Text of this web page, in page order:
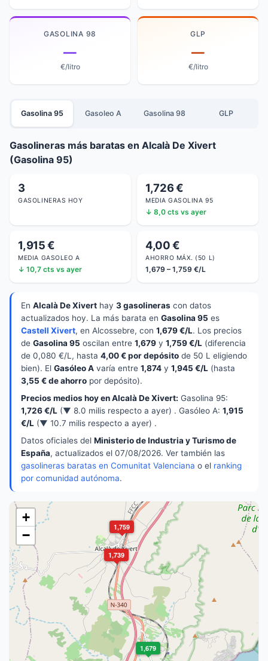
GASOLINA 98
—
€/litro
GLP
—
€/litro
Gasolina 95 Gasoleo A Gasolina 98 GLP
Gasolineras más baratas en Alcalà De Xivert
(Gasolina 95)
3
GASOLINERAS HOY
1,726 €
MEDIA GASOLINA 95
↓ 8,0 cts vs ayer
1,915 €
MEDIA GASOLEO A
↓ 10,7 cts vs ayer
4,00 €
AHORRO MÁX. (50 L)
1,679 – 1,759 €/L
En Alcalà De Xivert hay 3 gasolineras con datos
actualizados hoy. La más barata en Gasolina 95 es
Castell Xivert, en Alcossebre, con 1,679 €/L. Los precios
de Gasolina 95 oscilan entre 1,679 y 1,759 €/L (diferencia
de 0,080 €/L, hasta 4,00 € por depósito de 50 L eligiendo
bien). El Gasóleo A varía entre 1,874 y 1,945 €/L (hasta
3,55 € de ahorro por depósito).
Precios medios hoy en Alcalà De Xivert: Gasolina 95:
1,726 €/L (▼ 8.0 milis respecto a ayer) . Gasóleo A: 1,915
€/L (▼ 10.7 milis respecto a ayer) .
Datos oficiales del Ministerio de Industria y Turismo de
España, actualizados el 07/08/2026. Ver también las
gasolineras baratas en Comunitat Valenciana o el ranking
por comunidad autónoma.
1,679
1,739
1,759
+
−